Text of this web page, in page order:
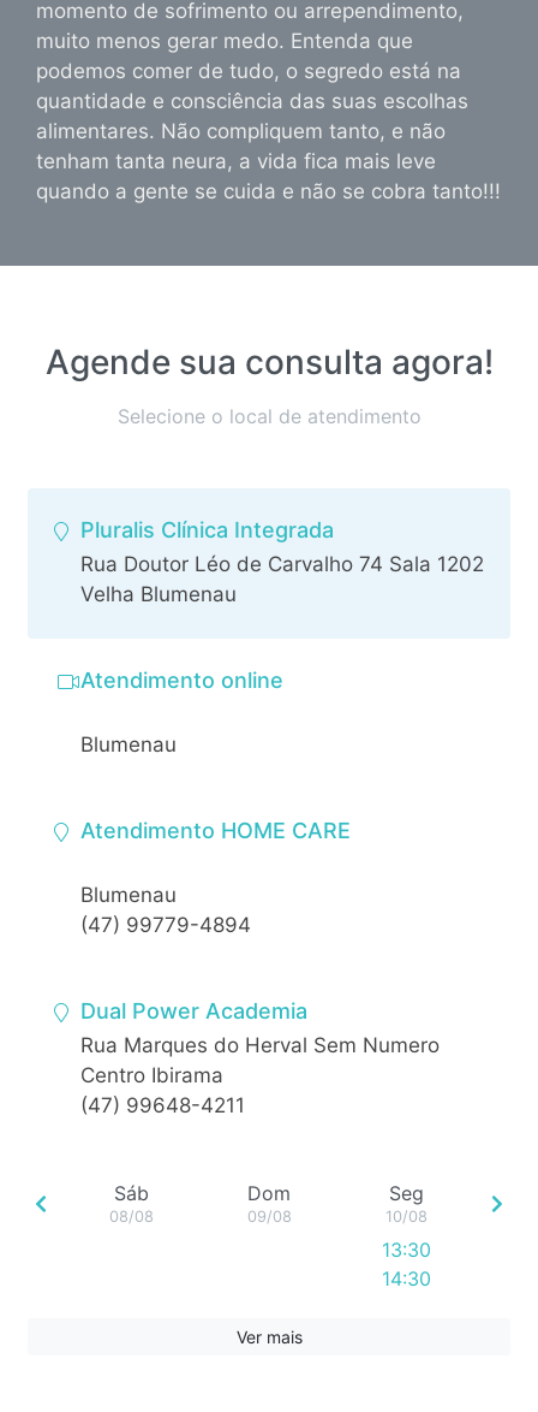
momento de sofrimento ou arrependimento,
muito menos gerar medo. Entenda que
podemos comer de tudo, o segredo está na
quantidade e consciência das suas escolhas
alimentares. Não compliquem tanto, e não
tenham tanta neura, a vida fica mais leve
quando a gente se cuida e não se cobra tanto!!!
Agende sua consulta agora!
Selecione o local de atendimento
Pluralis Clínica Integrada
Rua Doutor Léo de Carvalho 74 Sala 1202
Velha Blumenau
Atendimento online
Blumenau
Atendimento HOME CARE
Blumenau
(47) 99779-4894
Dual Power Academia
Rua Marques do Herval Sem Numero
Centro Ibirama
(47) 99648-4211
Sáb
08/08
Dom
09/08
Seg
10/08
13:30
14:30
Ver mais